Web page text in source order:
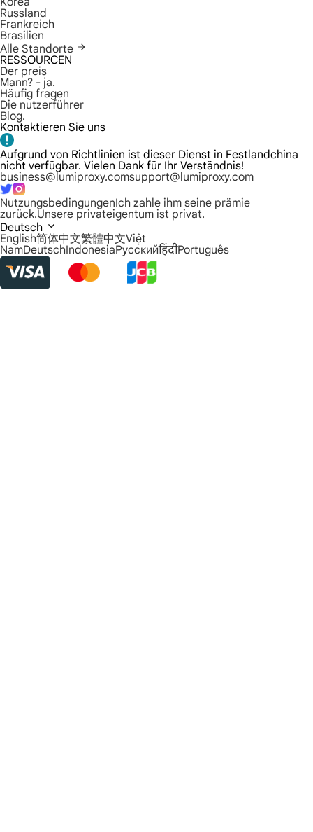
Russland
Frankreich
Brasilien
Alle Standorte
RESSOURCEN
Der preis
Mann? - ja.
Häufig fragen
Die nutzerführer
Blog.
Kontaktieren Sie uns
Aufgrund von Richtlinien ist dieser Dienst in Festlandchina
nicht verfügbar. Vielen Dank für Ihr Verständnis!
business@lumiproxy.comsupport@lumiproxy.com
NutzungsbedingungenIch zahle ihm seine prämie
zurück.Unsere privateigentum ist privat.
Deutsch
English简体中文繁體中文Việt
NamDeutschIndonesiaРусскийहिंदीPortuguês